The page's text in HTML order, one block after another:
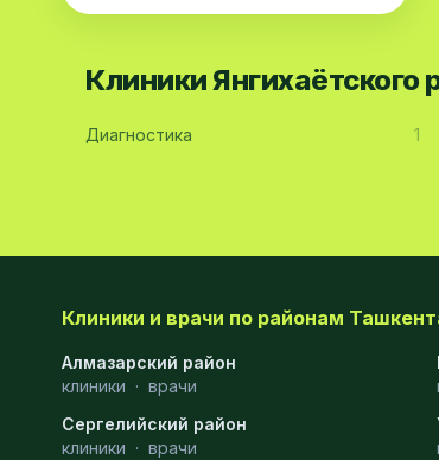
Физиотерапия 31
Акушерство
Ортопедия
Клиники
Диагностика 1
Клиники и врачи по районам
Алмазарский район
клиники · врачи
Сергелийский район
клиники · врачи